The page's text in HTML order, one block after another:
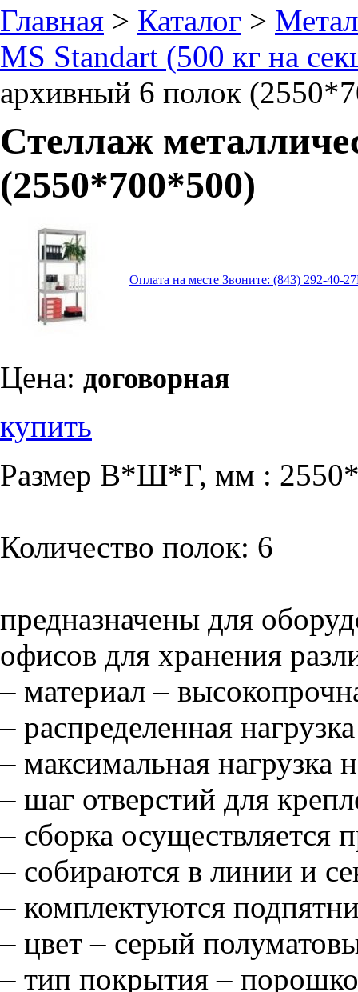
Главная > Каталог >
MS Standart (500 кг на
архивный 6 полок
Стеллаж
(2550*700*500)
Оплата на месте Звоните: (843) 292-40-27
Цена: договорная
купить
Размер В*Ш*Г, мм :
Количество полок: 6
предназначены для
офисов для хранения
– материал –
– распределенная
– максимальная
– шаг отверстий для
– сборка осуществляется
– собираются в линии и
– комплектуются
– цвет – серый
– тип покрытия –